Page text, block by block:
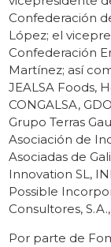
Confederación
López; el
Confederación
Martínez; así
JEALSA Foods,
CONGALSA,
Grupo Terras
Asociación de
Asociadas de
Innovation SL,
Possible
Consultores,
Por parte de